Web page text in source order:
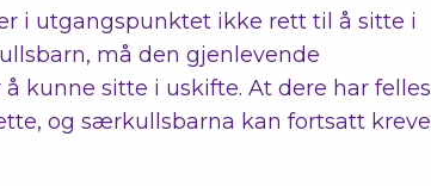
i utgangspunktet ikke rett til å sitte i
må den gjenlevende
kunne sitte i uskifte. At dere har felles
og særkullsbarna kan fortsatt kreve